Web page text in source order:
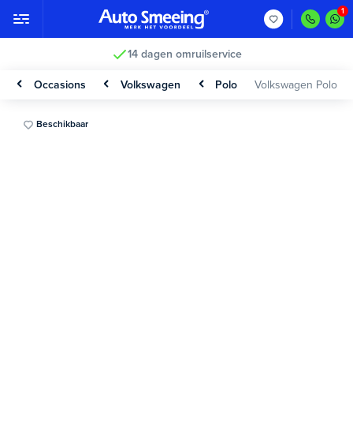
14 dagen omruilservice
Occasions Volkswagen Polo Volkswagen Polo
Beschikbaar